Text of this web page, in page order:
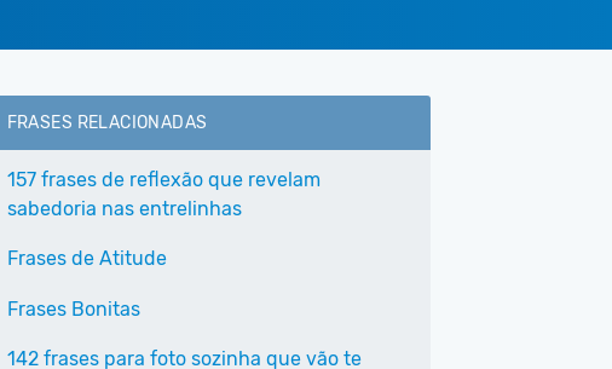
FRASES RELACIONADAS
157 frases de reflexão que revelam
sabedoria nas entrelinhas
Frases de Atitude
Frases Bonitas
142 frases para foto sozinha que vão te